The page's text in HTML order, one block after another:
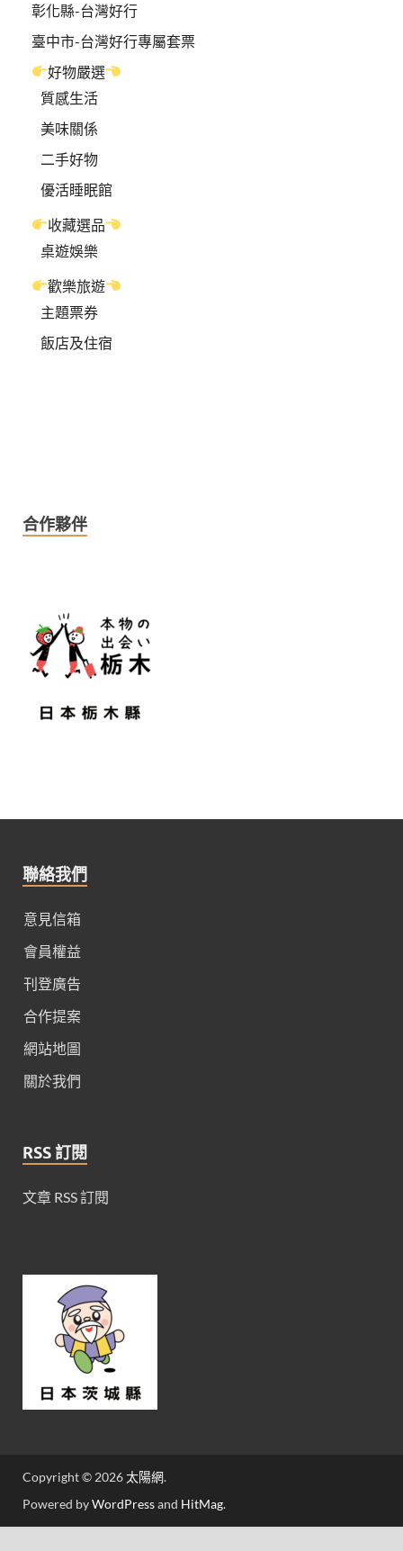
彰化縣-台灣好行
臺中市-台灣好行專屬套票
好物嚴選
質感生活
美味關係
二手好物
優活睡眠館
收藏選品
桌遊娛樂
歡樂旅遊
主題票券
飯店及住宿
合作夥伴
聯絡我們
意見信箱
會員權益
刊登廣告
合作提案
網站地圖
關於我們
RSS 訂閱
文章 RSS 訂閱
Copyright © 2026太陽網.
Powered byWordPressand HitMag.